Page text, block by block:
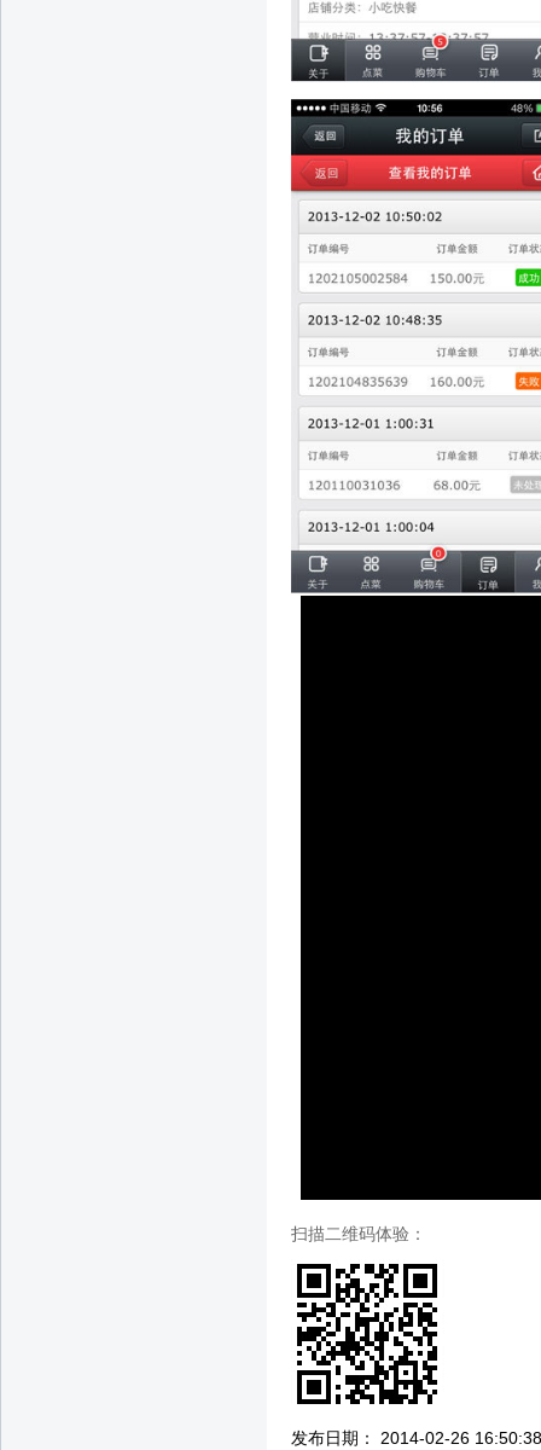
扫描二维码体验：
发布日期： 2014-02-26 16:50:38